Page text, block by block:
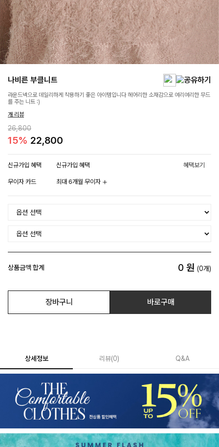
나비른 부클니트
라운드넥으로 데일리하게 착용하기 좋은 아이템입니다 헤어리한 소재감으로 여리여리한 무드
를 주는 니트 :)
개 리뷰
26,800
15% 22,800
신규가입 혜택 신규가입 혜택 혜택보기
무이자 카드 최대 6개월 무이자
상품금액 합계 0 원 (0개)
장바구니 바로구매
상세정보 리뷰(0) Q&A